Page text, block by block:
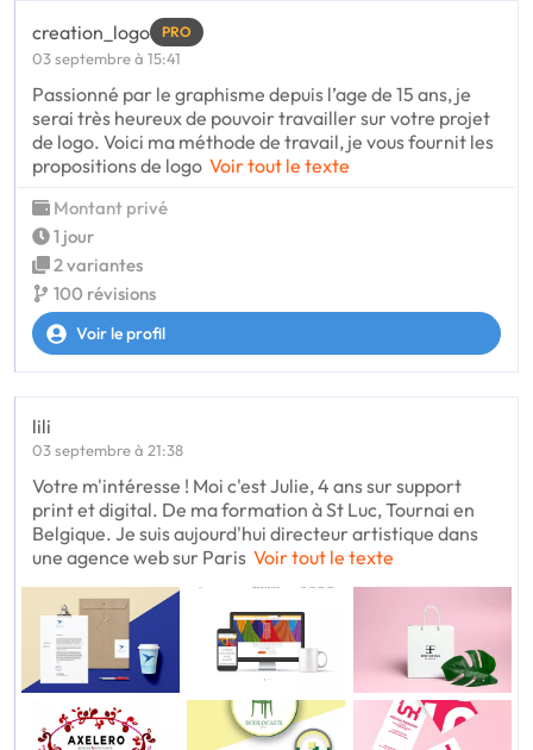
creation_logo PRO
03 septembre à 15:41
Passionné par le graphisme depuis l’age de 15 ans, je
serai très heureux de pouvoir travailler sur votre projet
de logo. Voici ma méthode de travail, je vous fournit les
propositions de logo Voir tout le texte
Montant privé
1 jour
2 variantes
100 révisions
Voir le profil
lili
03 septembre à 21:38
Votre m'intéresse ! Moi c'est Julie, 4 ans sur support
print et digital. De ma formation à St Luc, Tournai en
Belgique. Je suis aujourd'hui directeur artistique dans
une agence web sur Paris Voir tout le texte